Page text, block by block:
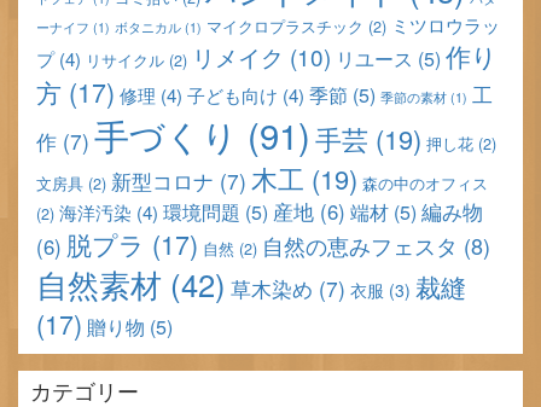
ーナイフ (1) ボタニカル (1) マイクロプラスチック (2) ミツロウラッ
プ(4) リサイクル (2) リメイク (10) リユース (5) 作り
方 (17) 修理 (4) 子ども向け (4) 季節 (5) 季節の素材 (1) 工
作 (7) 手づくり (91)手芸 (19) 押し花 (2)
文房具 (2) 新型コロナ (7) 木工 (19) 森の中のオフィス
(2) 海洋汚染 (4) 環境問題 (5) 産地 (6) 端材 (5) 編み物
(6) 脱プラ (17) 自然 (2) 自然の恵みフェスタ (8)
自然素材 (42) 草木染め (7) 衣服 (3) 裁縫
(17) 贈り物 (5)
カテゴリー